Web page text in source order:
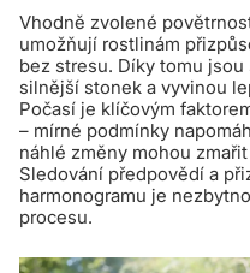
Vhodně zvolené
umožňují rostlinám
bez stresu. Díky tomu
silnější stonek a vyvinou
Počasí je klíčovým
– mírné podmínky
náhlé změny mohou
Sledování předpovědí a
harmonogramu je
procesu.